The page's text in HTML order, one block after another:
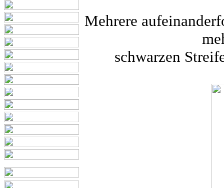
Mehrere
schwarzen